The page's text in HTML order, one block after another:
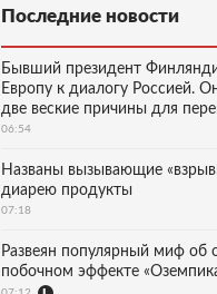
Последние новости
Бывший президент
Европу к диалогу Россией.
две веские причины для
06:54
Названы вызывающие
диарею продукты
07:18
Развеян популярный миф об
побочном эффекте